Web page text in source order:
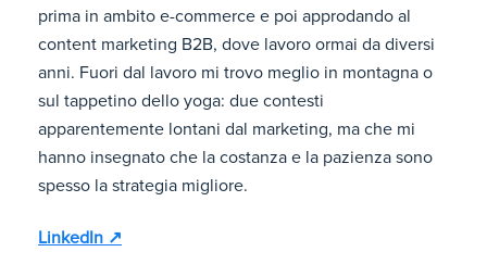
prima in ambito e-commerce e poi approdando al
content marketing B2B, dove lavoro ormai da diversi
anni. Fuori dal lavoro mi trovo meglio in montagna o
sul tappetino dello yoga: due contesti
apparentemente lontani dal marketing, ma che mi
hanno insegnato che la costanza e la pazienza sono
spesso la strategia migliore.
LinkedIn ↗